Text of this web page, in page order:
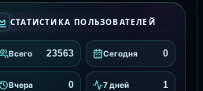
СТАТИСТИКА ПОЛЬЗОВАТЕЛЕЙ
Всего 23563 Сегодня 0
Вчера 0 7 дней 1